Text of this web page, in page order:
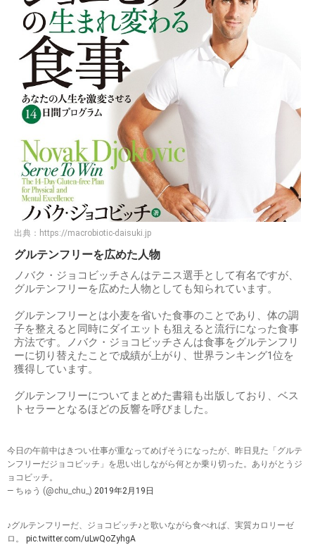
出典： https://macrobiotic-daisuki.jp
グルテンフリーを広めた人物
ノバク・ジョコビッチさんはテニス選手として有名ですが、
グルテンフリーを広めた人物としても知られています。
グルテンフリーとは小麦を省いた食事のことであり、体の調
子を整えると同時にダイエットも狙えると流行になった食事
方法です。ノバク・ジョコビッチさんは食事をグルテンフリ
ーに切り替えたことで成績が上がり、世界ランキング1位を
獲得しています。
グルテンフリーについてまとめた書籍も出版しており、ベス
トセラーとなるほどの反響を呼びました。
今日の午前中はきつい仕事が重なってめげそうになったが、昨日見た「グルテ
ンフリーだジョコビッチ」を思い出しながら何とか乗り切った。ありがとうジ
ョコビッチ。
— ちゅう (@chu_chu_) 2019年2月19日
♪グルテンフリーだ、ジョコビッチ♪と歌いながら食べれば、実質カロリーゼ
ロ。 pic.twitter.com/uLwQoZyhgA